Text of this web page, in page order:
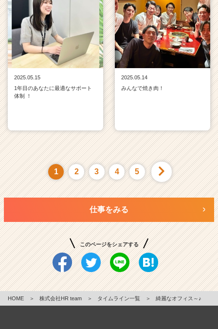
2025.05.15
1年目のあなたに最適なサポート
体制 ！
2025.05.14
みんなで焼き肉！
1 2 3 4 5
仕事をみる
このページをシェアする
HOME ＞ 株式会社HR team ＞ タイムライン一覧 ＞ 綺麗なオフィス～♪